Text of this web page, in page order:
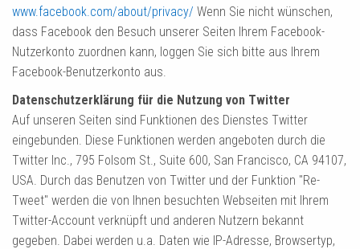
www.facebook.com/about/privacy/ Wenn Sie nicht wünschen,
dass Facebook den Besuch unserer Seiten Ihrem Facebook-
Nutzerkonto zuordnen kann, loggen Sie sich bitte aus Ihrem
Facebook-Benutzerkonto aus.
Datenschutzerklärung für die Nutzung von Twitter
Auf unseren Seiten sind Funktionen des Dienstes Twitter
eingebunden. Diese Funktionen werden angeboten durch die
Twitter Inc., 795 Folsom St., Suite 600, San Francisco, CA 94107,
USA. Durch das Benutzen von Twitter und der Funktion "Re-
Tweet" werden die von Ihnen besuchten Webseiten mit Ihrem
Twitter-Account verknüpft und anderen Nutzern bekannt
gegeben. Dabei werden u.a. Daten wie IP-Adresse, Browsertyp,